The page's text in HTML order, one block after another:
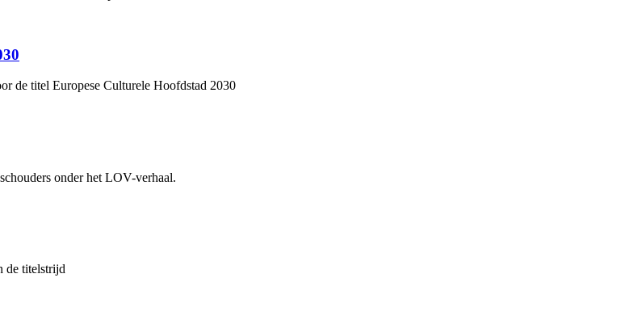
de titel Europese Culturele Hoofdstad 2030
onder het LOV-verhaal.
de titelstrijd